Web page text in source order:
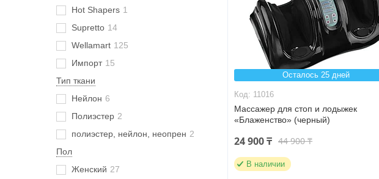
Hot Shapers 1
Supretto 14
Wellamart 125
Импорт 15
Тип ткани
Нейлон 6
Полиэстер 2
полиэстер, нейлон, неопрен 2
Пол
Женский 27
Осталось 25 дней
11016
Массажер для стоп и лодыжек
«Блаженство» (черный)
24 900 ₸ 44 900 ₸
В наличии